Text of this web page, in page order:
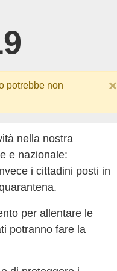
potrebbe non
×
nella nostra
e nazionale:
i cittadini posti in
per allentare le
potranno fare la